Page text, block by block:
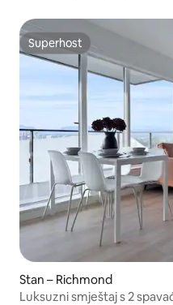
Superhost
Superhost
Stan – Richmond
Luksuzni smještaj s 2